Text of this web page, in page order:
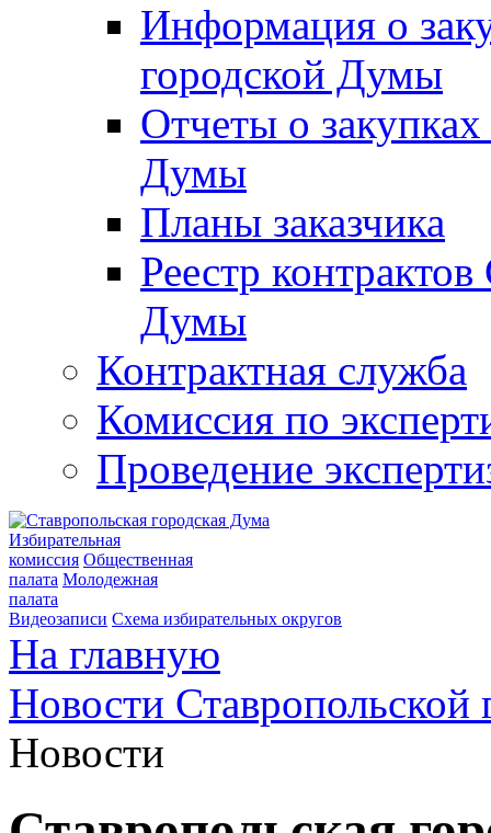
Информация о
городской Думы
Отчеты о
Думы
Планы заказчика
Реестр
Думы
Контрактная служба
Комиссия по
Проведение
Избирательная
комиссия Общественная
палата Молодежная
палата
Видеозаписи Схема избирательных округов
На главную
Новости
Новости